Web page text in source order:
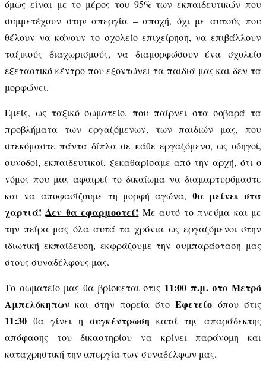
όμως είναι με το μέρος του 95% των εκπαιδευτικών που
συμμετέχουν στην απεργία – αποχή, όχι με αυτούς που
θέλουν να κάνουν το σχολείο επιχείρηση, να επιβάλλουν
ταξικούς διαχωρισμούς, να διαμορφώσουν ένα σχολείο
εξεταστικό κέντρο που εξοντώνει τα παιδιά μας και δεν τα
μορφώνει.
Εμείς, ως ταξικό σωματείο, που παίρνει στα σοβαρά τα
προβλήματα των εργαζόμενων, των παιδιών μας, που
στεκόμαστε πάντα δίπλα σε κάθε εργαζόμενο, ως οδηγοί,
συνοδοί, εκπαιδευτικοί, ξεκαθαρίσαμε από την αρχή, ότι ο
νόμος που μας αφαιρεί το δικαίωμα να διαμαρτυρόμαστε
και να αποφασίζουμε τη μορφή αγώνα, θα μείνει στα
χαρτιά! Δεν θα εφαρμοστεί! Με αυτό το πνεύμα και με
την πείρα μας όλα αυτά τα χρόνια ως εργαζόμενοι στην
ιδιωτική εκπαίδευση, εκφράζουμε την συμπαράσταση μας
στους συναδέλφους μας.
Το σωματείο μας θα βρίσκεται στις 11:00 π.μ. στο Μετρό
Αμπελόκηπωνκαι στην πορεία στοΕφετείο όπου στις
11:30 θα γίνει η συγκέντρωση κατά της απαράδεκτης
απόφασης του δικαστηρίου να κρίνει παράνομη και
καταχρηστική την απεργία των συναδέλφων μας.